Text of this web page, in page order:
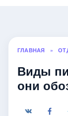
ГЛАВНАЯ »
Виды
они